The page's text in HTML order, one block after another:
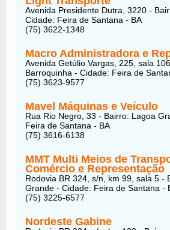
Avenida Presidente Dutra, 3220 -
Cidade: Feira de Santana - BA
(75) 3622-1348
Macro Administradora e
Avenida Getúlio Vargas, 225, sala
Barroquinha - Cidade: Feira de
(75) 3623-9577
Mavel Máquinas e Veículo
Rua Rio Negro, 33 - Bairro: Lagoa
Feira de Santana - BA
(75) 3616-6138
MMT Multi Meios de
Comércio e Representação
Rodovia BR 324, s/n, km 99, sala 5 -
Grande - Cidade: Feira de Santana -
(75) 3225-6577
Nordeste Gabine